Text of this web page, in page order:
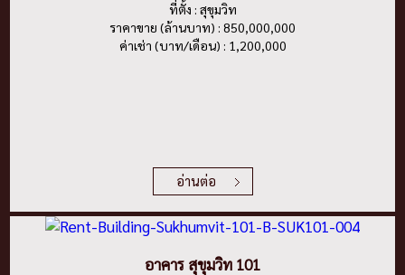
ที่ตั้ง : สุขุมวิท
ราคาขาย (ล้านบาท) : 850,000,000
ค่าเช่า (บาท/เดือน) : 1,200,000
อ่านต่อ
อาคาร สุขุมวิท 101